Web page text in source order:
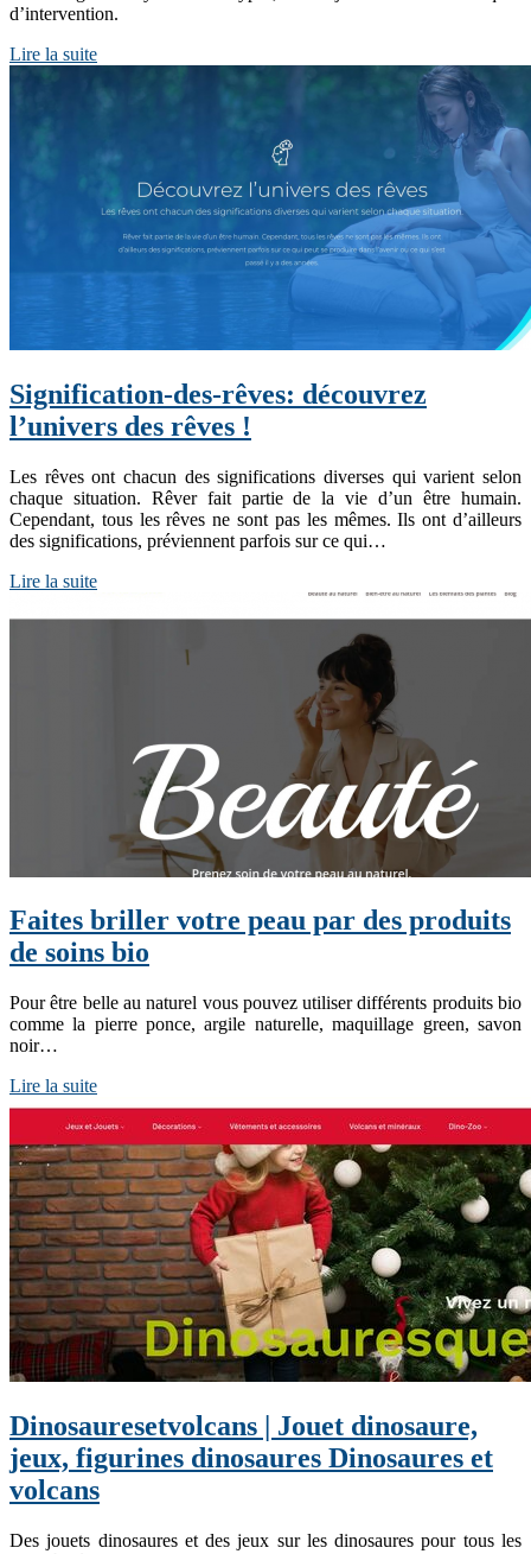
d’intervention.
Lire la suite
Signification-des-rêves: découvrez
l’univers des rêves !
Les rêves ont chacun des significations diverses qui varient selon
chaque situation. Rêver fait partie de la vie d’un être humain.
Cependant, tous les rêves ne sont pas les mêmes. Ils ont d’ailleurs
des significations, préviennent parfois sur ce qui…
Lire la suite
Faites briller votre peau par des produits
de soins bio
Pour être belle au naturel vous pouvez utiliser différents produits bio
comme la pierre ponce, argile naturelle, maquillage green, savon
noir…
Lire la suite
Dinosaure­set­vol­cans | Jouet dinosaure,
jeux, figurines dinosaures Dinosaures et
volcans
Des jouets dinosaures et des jeux sur les dinosaures pour tous les